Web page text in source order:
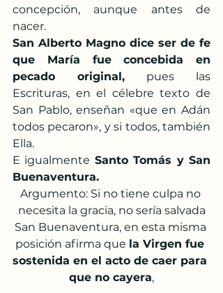
concepción, aunque antes de
nacer.
San Alberto Magno dice ser de fe
que María fue concebida en
pecado original, pues las
Escrituras, en el célebre texto de
San Pablo, enseñan «que en Adán
todos pecaron», y si todos, también
Ella.
E igualmente Santo Tomás y San
Buenaventura.
Argumento: Si no tiene culpa no
necesita la gracia, no sería salvada
San Buenaventura, en esta misma
posición afirma que la Virgen fue
sostenida en el acto de caer para
que no cayera,